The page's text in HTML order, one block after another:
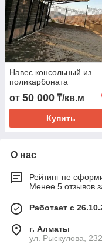
Навес консольный из
поликарбоната
от 50 000 ₸/кв.м
Купить
О нас
Рейтинг не
Менее 5 отзывов
Работает с
г. Алматы
ул. Рыскулова,